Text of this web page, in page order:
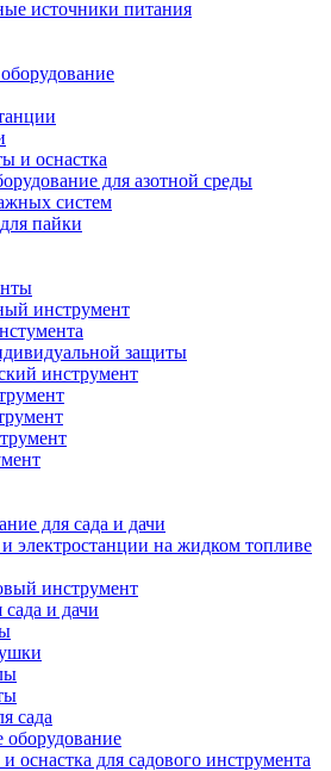
источники питания
и оснастка
для азотной среды
систем
пайки
инструмент
защиты
инструмент
для сада и дачи
электростанции на жидком топливе
инструмент
и дачи
сада
оснастка для садового инструмента